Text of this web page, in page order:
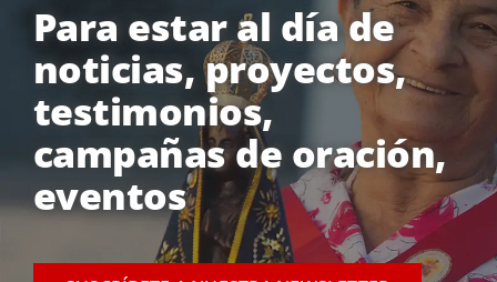
Para estar al día de
noticias, proyectos,
testimonios,
campañas de oración,
eventos